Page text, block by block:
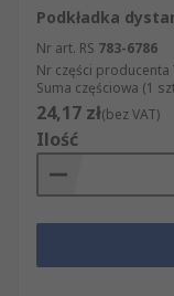
Podkładka
Nr art. RS 783-6786
Nr części producenta
Suma częściowa (1
24,17 zł(bez VAT)
Ilość